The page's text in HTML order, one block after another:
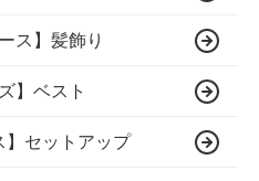
ス】髪飾り
】ベスト
】セットアップ